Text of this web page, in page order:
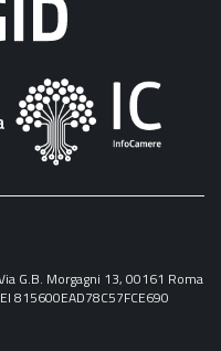
G.B. Morgagni 13, 00161 Roma
815600EAD78C57FCE690